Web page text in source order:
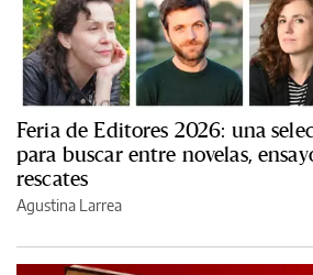
Feria de Editores 2026: una
para buscar entre novelas,
rescates
Agustina Larrea